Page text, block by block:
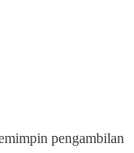
pengambilan